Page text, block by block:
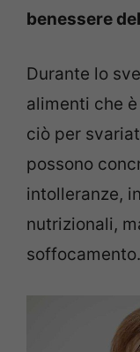
benessere
Durante lo
alimenti che
ciò per
possono
intolleranze,
nutrizionali,
soffocamento.